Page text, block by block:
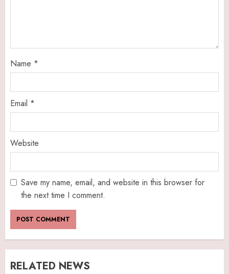
Name *
Email *
Website
Save my name, email, and website in this browser for
the next time I comment.
RELATED NEWS